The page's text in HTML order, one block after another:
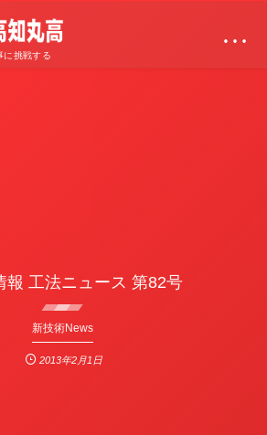
に挑戦する
…
報 工法ニュース 第82号
新技術News
2013年2月1日